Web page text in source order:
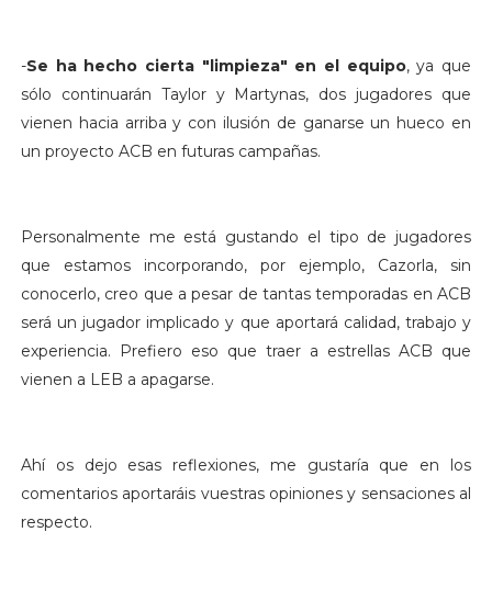
-Se ha hecho cierta "limpieza" en el equipo, ya que
sólo continuarán Taylor y Martynas, dos jugadores que
vienen hacia arriba y con ilusión de ganarse un hueco en
un proyecto ACB en futuras campañas.
Personalmente me está gustando el tipo de jugadores
que estamos incorporando, por ejemplo, Cazorla, sin
conocerlo, creo que a pesar de tantas temporadas en ACB
será un jugador implicado y que aportará calidad, trabajo y
experiencia. Prefiero eso que traer a estrellas ACB que
vienen a LEB a apagarse.
Ahí os dejo esas reflexiones, me gustaría que en los
comentarios aportaráis vuestras opiniones y sensaciones al
respecto.